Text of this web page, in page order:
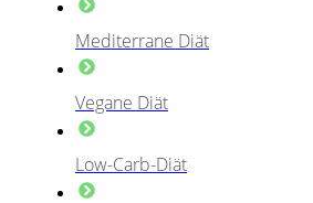
Mediterrane Diät
Vegane Diät
Low-Carb-Diät